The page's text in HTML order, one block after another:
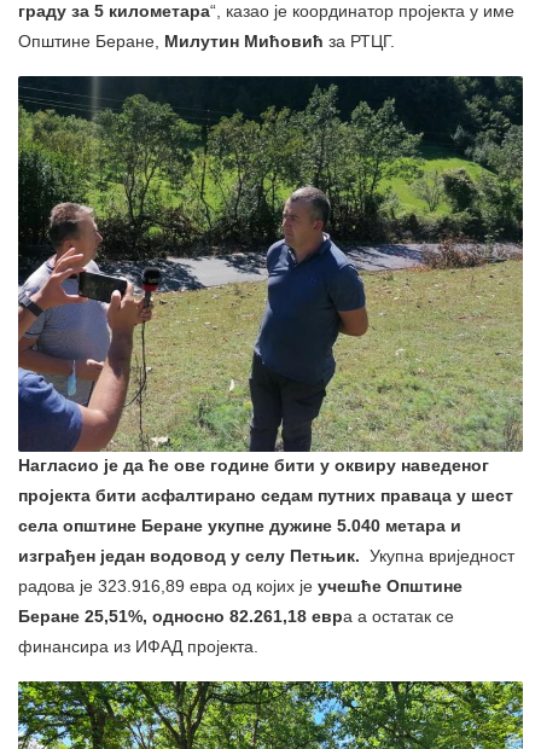
граду за 5 километара“, казао је координатор пројекта у име
Општине Беране, Милутин Мићовић за РТЦГ.
Нагласио је да ће ове године бити у оквиру наведеног
пројекта бити асфалтирано седам путних праваца у шест
села општине Беране укупне дужине 5.040 метара и
изграђен један водовод у селу Петњик. Укупна вриједност
радова је 323.916,89 евра од којих је учешће Општине
Беране 25,51%, односно 82.261,18 евра а остатак се
финансира из ИФАД пројекта.